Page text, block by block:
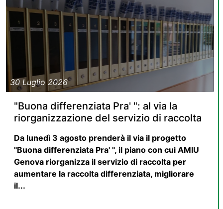
30 Luglio 2026
"Buona differenziata Pra' ": al via la
riorganizzazione del servizio di raccolta
Da lunedì 3 agosto prenderà il via il progetto
"Buona differenziata Pra' ", il piano con cui AMIU
Genova riorganizza il servizio di raccolta per
aumentare la raccolta differenziata, migliorare
il...